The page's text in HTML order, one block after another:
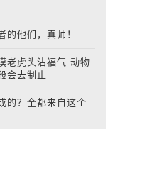
的他们，真帅！
老虎头沾福气 动物
会去制止
的？全都来自这个